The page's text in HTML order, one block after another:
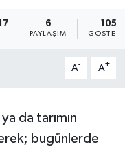
6
PAYLAŞIM
105
A- A+
da tarımın
bugünlerde